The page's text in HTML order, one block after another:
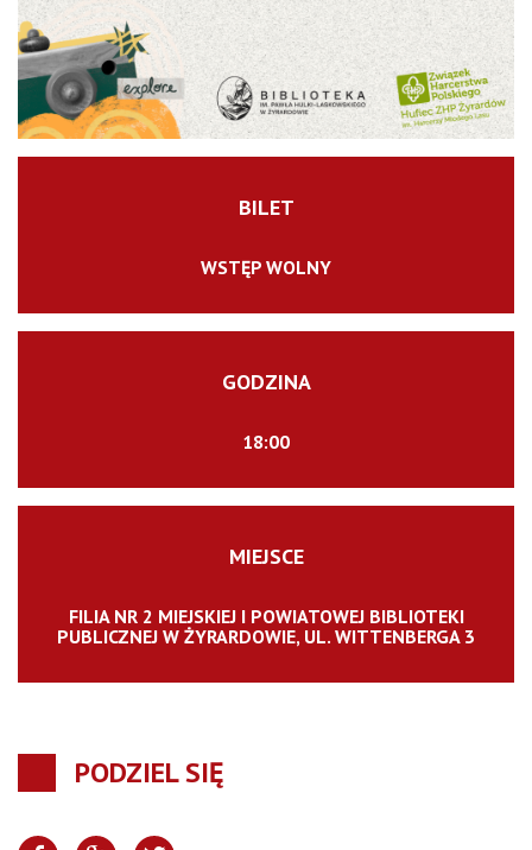
BILET
WSTĘP WOLNY
GODZINA
18:00
MIEJSCE
FILIA NR 2 MIEJSKIEJ I POWIATOWEJ BIBLIOTEKI
PUBLICZNEJ W ŻYRARDOWIE, UL. WITTENBERGA 3
PODZIEL SIĘ